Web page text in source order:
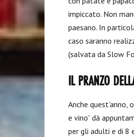
impiccato. Non
paesano. In
caso saranno
(salvata da Slow
IL PRANZO
Anche
e vino” dà
per gli adulti e di 8